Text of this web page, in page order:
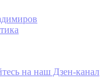
на наш Дзен-канал